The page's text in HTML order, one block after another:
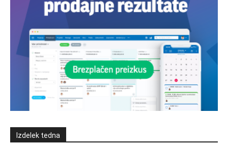
Izdelek tedna